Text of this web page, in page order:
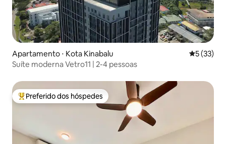
Apartamento ⋅ Kota Kinabalu 5 de uma
5 (33)
Suíte moderna Vetro11 | 2-4 pessoas
Entre os melhores preferidos dos hóspedes
Preferido dos hóspedes